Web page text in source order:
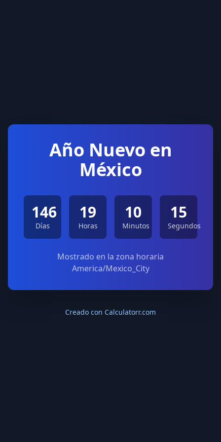
Año Nuevo en
México
146
Días
19
Horas
10
Minutos
15
Segundos
Mostrado en la zona horaria
America/Mexico_City
Creado con Calculatorr.com